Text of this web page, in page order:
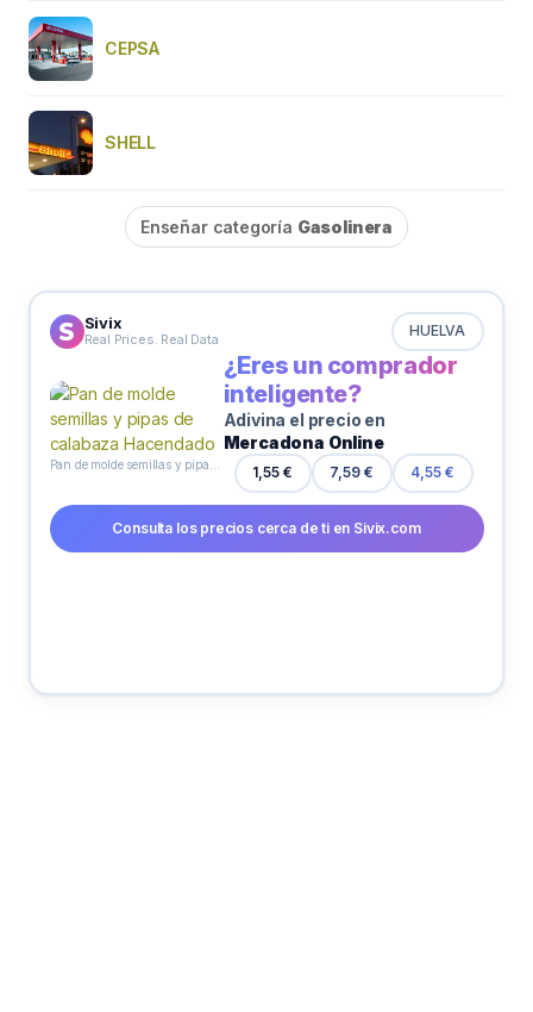
CEPSA
SHELL
Enseñar categoría Gasolinera
Sivix
Real Prices. Real Data HUELVA
¿Eres un comprador
inteligente?
Adivina el precio en
Mercadona Online
1,55 € 7,59 € 4,55 €
Consulta los precios cerca de ti en Sivix.com